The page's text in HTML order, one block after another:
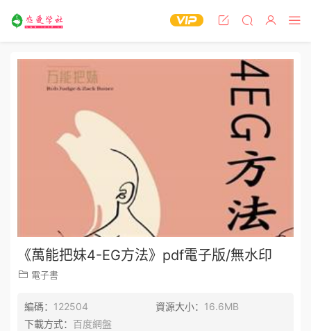
《萬能把妹4-EG方法》pdf電子版/無水印
電子書
編碼： 122504 資源大小： 16.6MB
下載方式： 百度網盤